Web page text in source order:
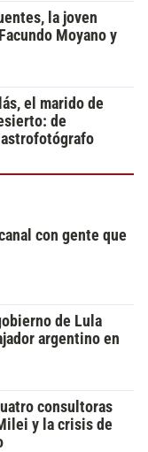
la joven
Moyano y
el marido de
de
con gente que
de Lula
argentino en
consultoras
y la crisis de